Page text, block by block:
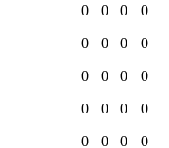
0 0 0 0
0 0 0 0
0 0 0 0
0 0 0 0
0 0 0 0